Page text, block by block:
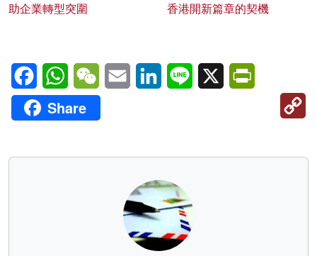
助企業轉型突圍
香港開新篇章的契機
FacebookWhatsAppWeChatEmail LinkedInLine X
Share